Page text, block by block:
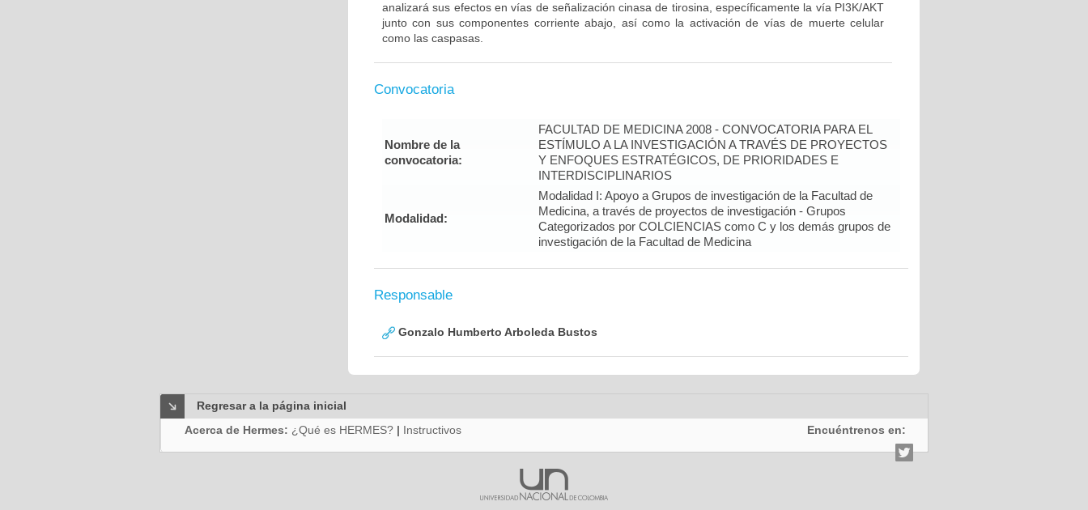
analizará sus efectos en vías de señalización cinasa de tirosina, específicamente la vía PI3K/AKT
junto con sus componentes corriente abajo, así como la activación de vías de muerte celular
como las caspasas.
Convocatoria
Nombre de la
convocatoria:
FACULTAD DE MEDICINA 2008 - CONVOCATORIA PARA EL
ESTÍMULO A LA INVESTIGACIÓN A TRAVÉS DE PROYECTOS
Y ENFOQUES ESTRATÉGICOS, DE PRIORIDADES E
INTERDISCIPLINARIOS
Modalidad:
Modalidad I: Apoyo a Grupos de investigación de la Facultad de
Medicina, a través de proyectos de investigación - Grupos
Categorizados por COLCIENCIAS como C y los demás grupos de
investigación de la Facultad de Medicina
Responsable
Gonzalo Humberto Arboleda Bustos
Regresar a la página inicial
Acerca de Hermes: ¿Qué es HERMES? | Instructivos Encuéntrenos en: